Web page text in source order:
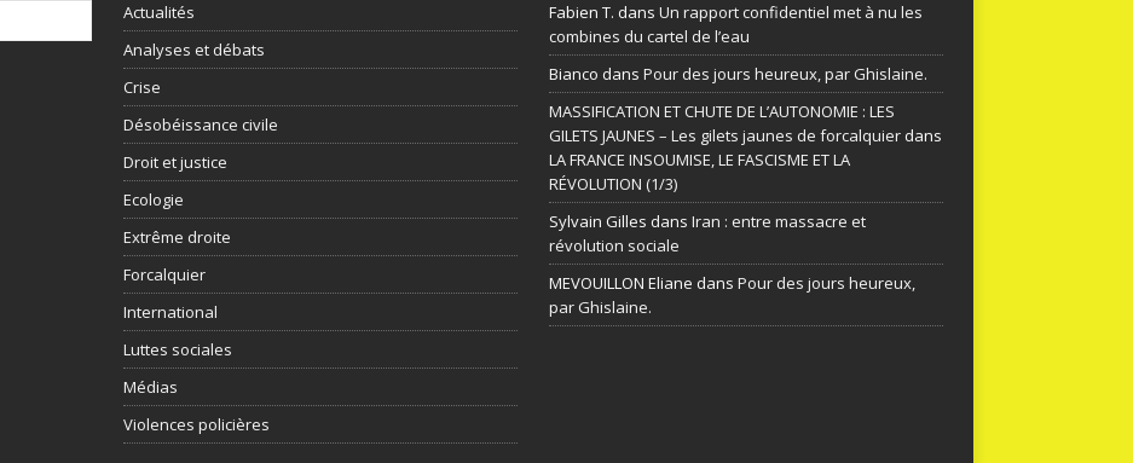
Actualités
Analyses et débats
Crise
Désobéissance civile
Droit et justice
Ecologie
Extrême droite
Forcalquier
International
Luttes sociales
Médias
Violences policières
Fabien T. dans Un rapport confidentiel met à nu les
combines du cartel de l’eau
Bianco dans Pour des jours heureux, par Ghislaine.
MASSIFICATION ET CHUTE DE L’AUTONOMIE : LES
GILETS JAUNES – Les gilets jaunes de forcalquierdans
LA FRANCE INSOUMISE, LE FASCISME ET LA
RÉVOLUTION (1/3)
Sylvain Gilles dans Iran : entre massacre et
révolution sociale
MEVOUILLON Eliane dans Pour des jours heureux,
par Ghislaine.